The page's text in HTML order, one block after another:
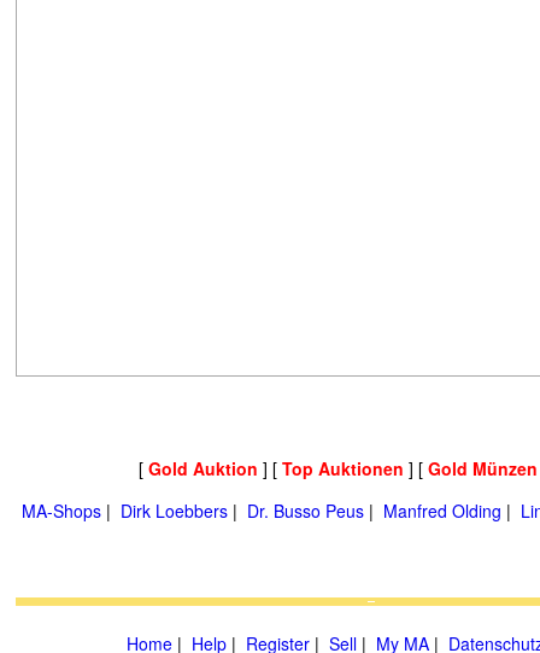
[ Gold Auktion ] [ Top Auktionen ] [ Gold
MA-Shops | Dirk Loebbers | Dr. Busso Peus | Manfred Olding |
Home | Help | Register | Sell | My MA |